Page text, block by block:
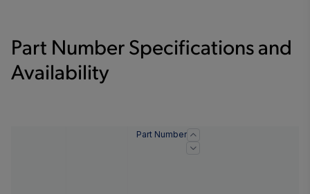
Part Number Specifications and
Availability
Part Number